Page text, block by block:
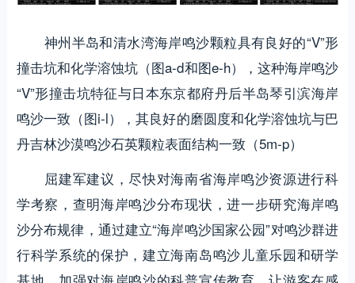
神州半岛和清水湾海岸鸣沙颗粒具有良好的“V”形
撞击坑和化学溶蚀坑（图a-d和图e-h），这种海岸鸣沙
“V”形撞击坑特征与日本东京都府丹后半岛琴引滨海岸
鸣沙一致（图i-l），其良好的磨圆度和化学溶蚀坑与巴
丹吉林沙漠鸣沙石英颗粒表面结构一致（5m-p）
屈建军建议，尽快对海南省海岸鸣沙资源进行科
学考察，查明海岸鸣沙分布现状，进一步研究海岸鸣
沙分布规律，通过建立“海岸鸣沙国家公园”对鸣沙群进
行科学系统的保护，建立海南岛鸣沙儿童乐园和研学
基地，加强对海岸鸣沙的科普宣传教育，让游客在感